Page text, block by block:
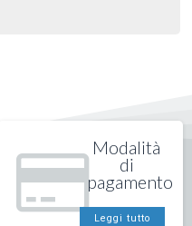
Modalità
di
pagamento
Leggi tutto